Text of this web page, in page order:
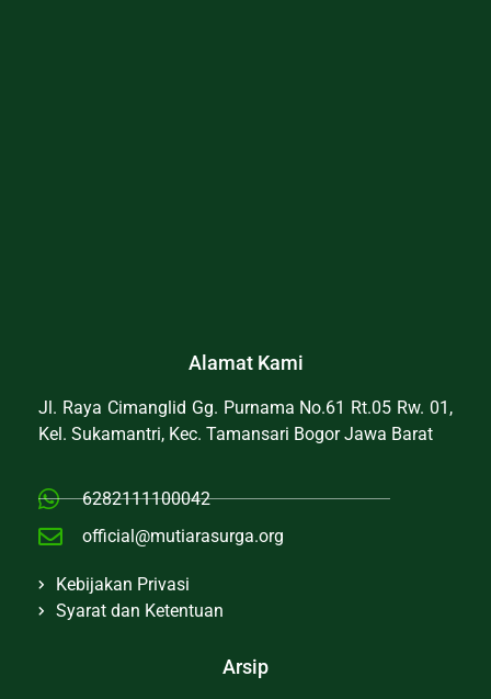
Alamat Kami
Jl. Raya Cimanglid Gg. Purnama No.61 Rt.05 Rw. 01,
Kel. Sukamantri, Kec. Tamansari Bogor Jawa Barat
6282111100042
official@mutiarasurga.org
Kebijakan Privasi
Syarat dan Ketentuan
Arsip